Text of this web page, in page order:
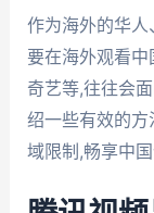
作为海外的华
要在海外观看
奇艺等,往往会
绍一些有效的
域限制,畅享中国